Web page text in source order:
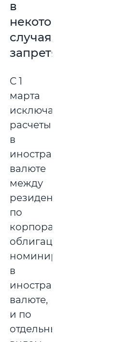
в
некоторых
случаях
запретят
С 1
марта
исключаются
расчеты
в
иностранной
валюте
между
резидентами
по
корпоративным
облигациям,
номинированным
в
иностранной
валюте,
и по
отдельным